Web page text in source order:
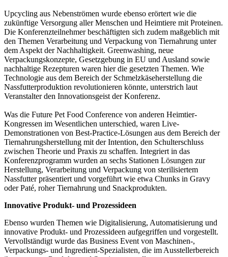
Upcycling aus Nebenströmen wurde ebenso erörtert wie die
zukünftige Versorgung aller Menschen und Heimtiere mit Proteinen.
Die Konferenzteilnehmer beschäftigten sich zudem maßgeblich mit
den Themen Verarbeitung und Verpackung von Tiernahrung unter
dem Aspekt der Nachhaltigkeit. Greenwashing, neue
Verpackungskonzepte, Gesetzgebung in EU und Ausland sowie
nachhaltige Rezepturen waren hier die gesetzten Themen. Wie
Technologie aus dem Bereich der Schmelzkäseherstellung die
Nassfutterproduktion revolutionieren könnte, unterstrich laut
Veranstalter den Innovationsgeist der Konferenz.
Was die Future Pet Food Conference von anderen Heimtier-
Kongressen im Wesentlichen unterschied, waren Live-
Demonstrationen von Best-Practice-Lösungen aus dem Bereich der
Tiernahrungsherstellung mit der Intention, den Schulterschluss
zwischen Theorie und Praxis zu schaffen. Integriert in das
Konferenzprogramm wurden an sechs Stationen Lösungen zur
Herstellung, Verarbeitung und Verpackung von sterilisiertem
Nassfutter präsentiert und vorgeführt wie etwa Chunks in Gravy
oder Paté, roher Tiernahrung und Snackprodukten.
Innovative Produkt- und Prozessideen
Ebenso wurden Themen wie Digitalisierung, Automatisierung und
innovative Produkt- und Prozessideen aufgegriffen und vorgestellt.
Vervollständigt wurde das Business Event von Maschinen-,
Verpackungs- und Ingredient-Spezialisten, die im Ausstellerbereich